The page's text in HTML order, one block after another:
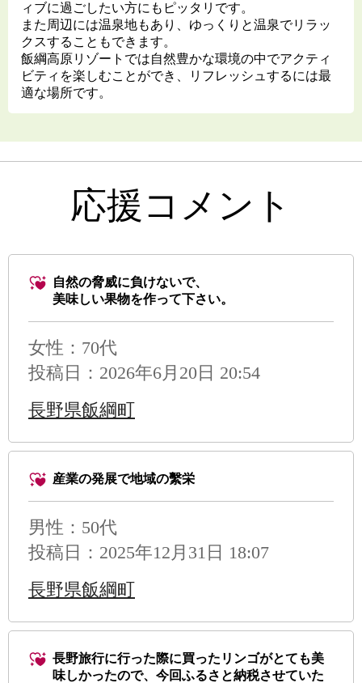
ィブに過ごしたい方にもピッタリです。
また周辺には温泉地もあり、ゆっくりと温泉でリラッ
クスすることもできます。
飯綱高原リゾートでは自然豊かな環境の中でアクティ
ビティを楽しむことができ、リフレッシュするには最
適な場所です。
応援コメント
自然の脅威に負けないで、
美味しい果物を作って下さい。
女性：70代
投稿日：2026年6月20日 20:54
長野県飯綱町
産業の発展で地域の繫栄
男性 ：50代
投稿日：2025年12月31日 18:07
長野県飯綱町
長野旅行に行った際に買ったリンゴがとても美
味しかったので、今回ふるさと納税させていた